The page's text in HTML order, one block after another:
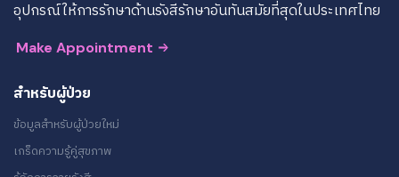
อุปกรณ์ให้การรักษาด้านรังสีรักษาอันทันสมัยที่สุดในประเทศไทย
Make Appointment
สำหรับผู้ป่วย
ข้อมูลสำหรับผู้ป่วยใหม่
เกร็ดความรู้คู่สุขภาพ